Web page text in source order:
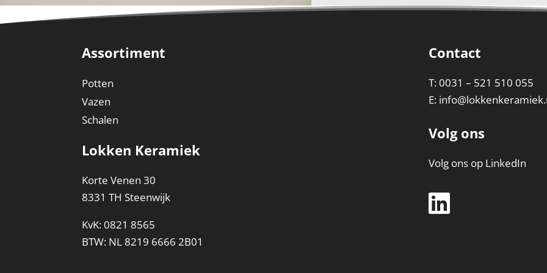
Assortiment
Potten
Vazen
Schalen
Lokken Keramiek
Korte Venen 30
8331 TH Steenwijk
KvK: 0821 8565
BTW: NL 8219 6666 2B01
Contact
T: 0031 – 521 510 055
E:
Volg ons
Volg ons op LinkedIn